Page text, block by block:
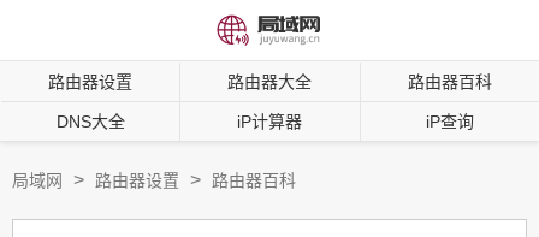
路由器设置 路由器大全 路由器百科
DNS大全 iP计算器 iP查询
局域网 > 路由器设置 > 路由器百科